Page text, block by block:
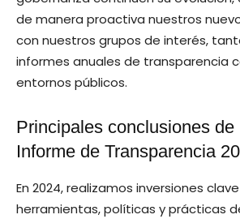
de manera proactiva nuestros
con nuestros grupos de interés,
informes anuales de transparencia
entornos públicos.
Principales conclusiones de
Informe de Transparencia
En 2024, realizamos inversiones
herramientas, políticas y prácticas